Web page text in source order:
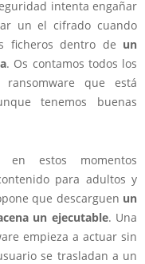
intenta engañar
un el cifrado cuando
ficheros dentro de un
. Os contamos todos los
que está
tenemos buenas
en estos momentos
para adultos y
que descarguen un
un ejecutable. Una
empieza a actuar sin
se trasladan a un